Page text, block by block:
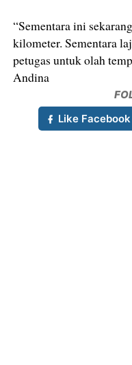
“Sementara ini
kilometer. Sementara
petugas untuk olah
Andina
Like Facebook